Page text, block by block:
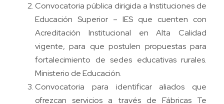
Convocatoria pública dirigida a Instituciones de
Educación Superior – IES que cuenten con
Acreditación Institucional en Alta Calidad
vigente, para que postulen propuestas para
fortalecimiento de sedes educativas rurales.
Ministerio de Educación.
Convocatoria para identificar aliados que
ofrezcan servicios a través de Fábricas Te